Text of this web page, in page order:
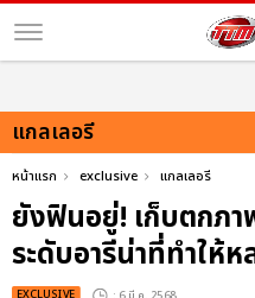
แกลเลอรี
หน้าแรก exclusive แกลเลอรี
ยังฟินอยู่! เก็บตกภา
ระดับอารีน่าที่ทำให้